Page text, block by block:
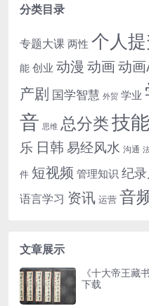
分类目录
专题大课 两性 个人
能 创业 动漫 动画动
产剧 国学智慧 外贸 学业
音 思维 总分类技
乐 日韩易经风水 沟通
件 短视频 管理知识 纪
语言学习 资讯 运营 音
文章展示
《十大帝王藏
下载